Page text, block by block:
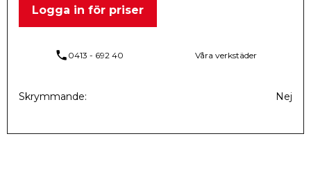
Logga in för priser
phone 0413 - 692 40 Våra verkstäder
Skrymmande Nej